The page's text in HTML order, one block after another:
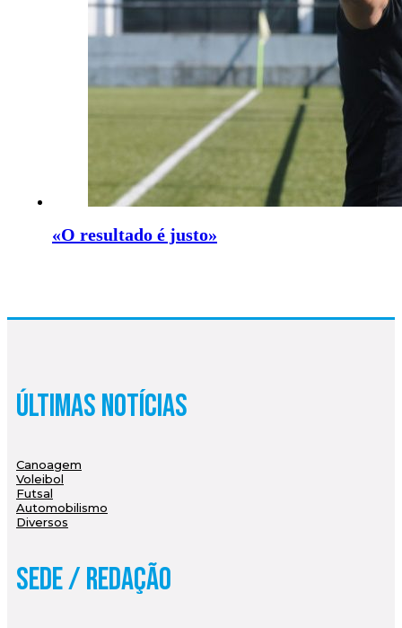
«O resultado é justo»
Últimas Notícias
Canoagem
Voleibol
Futsal
Automobilismo
Diversos
Sede / Redação